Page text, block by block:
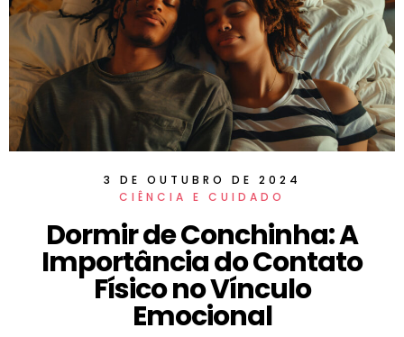
3 DE OUTUBRO DE 2024
CIÊNCIA E CUIDADO
Dormir de Conchinha: A
Importância do Contato
Físico no Vínculo
Emocional